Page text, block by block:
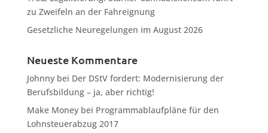
zu Zweifeln an der Fahreignung
Gesetzliche Neuregelungen im August 2026
Neueste Kommentare
Johnnybei Der DStV fordert: Modernisierung der
Berufsbildung – ja, aber richtig!
Make Moneybei Programmablaufpläne für den
Lohnsteuerabzug 2017